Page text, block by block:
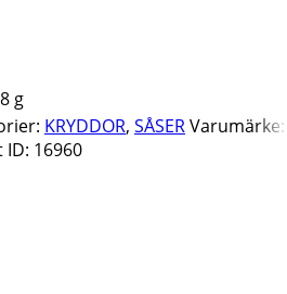
g
KRYDDOR, SÅSERVarumärke:
ID: 16960